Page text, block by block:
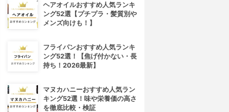
ヘアオイルおすすめ人気ランキ
ング52選【プチプラ・髪質別や
メンズ向けも！】
フライパンおすすめ人気ランキ
ング52選！【焦げ付かない・長
持ち！2026最新】
マヌカハニーおすすめ人気ラン
キング52選！味や栄養価の高さ
を徹底比較・検証